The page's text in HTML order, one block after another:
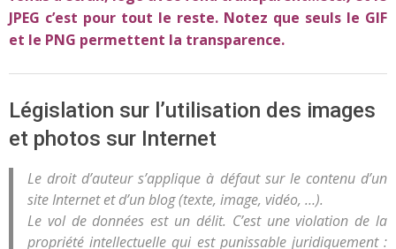
JPEG c’est pour tout le reste. Notez que seuls le GIF
et le PNG permettent la transparence.
Législation sur l’utilisation des images
et photos sur Internet
Le droit d’auteur s’applique à défaut sur le contenu d’un
site Internet et d’un blog (texte, image, vidéo, …).
Le vol de données est un délit. C’est une violation de la
propriété intellectuelle qui est punissable juridiquement :